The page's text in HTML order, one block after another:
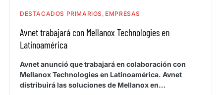
DESTACADOS PRIMARIOS EMPRESAS
Avnet trabajará con Mellanox Technologies en
Latinoamérica
Avnet anunció que trabajará en colaboración con
Mellanox Technologies en Latinoamérica. Avnet
distribuirá las soluciones de Mellanox en…